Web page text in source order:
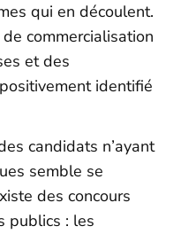
qui en découlent.
commercialisation
et des
identifié
candidats n’ayant
semble se
des concours
publics : les